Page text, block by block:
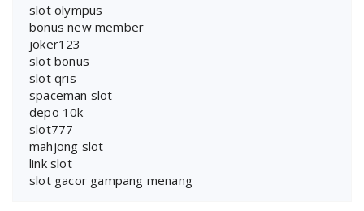
slot olympus
bonus new member
joker123
slot bonus
slot qris
spaceman slot
depo 10k
slot777
mahjong slot
link slot
slot gacor gampang menang